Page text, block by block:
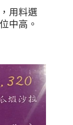
用料選
中高。